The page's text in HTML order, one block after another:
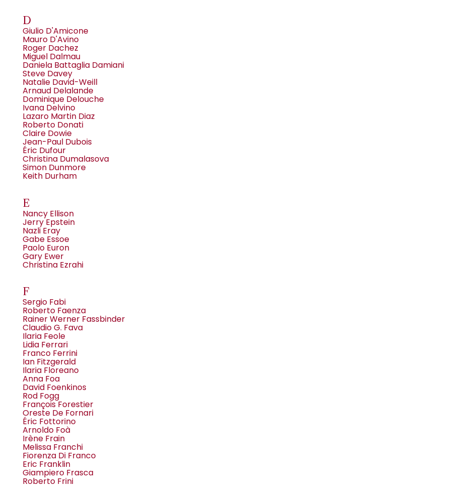
D
Giulio D'Amicone
Mauro D'Avino
Roger Dachez
Miguel Dalmau
Daniela Battaglia Damiani
Steve Davey
Natalie David-Weill
Arnaud Delalande
Dominique Delouche
Ivana Delvino
Lazaro Martin Diaz
Roberto Donati
Claire Dowie
Jean-Paul Dubois
Éric Dufour
Christina Dumalasova
Simon Dunmore
Keith Durham
E
Nancy Ellison
Jerry Epstein
Nazli Eray
Gabe Essoe
Paolo Euron
Gary Ewer
Christina Ezrahi
F
Sergio Fabi
Roberto Faenza
Rainer Werner Fassbinder
Claudio G. Fava
Ilaria Feole
Lidia Ferrari
Franco Ferrini
Ian Fitzgerald
Ilaria Floreano
Anna Foa
David Foenkinos
Rod Fogg
François Forestier
Oreste De Fornari
Éric Fottorino
Arnoldo Foà
Irène Frain
Melissa Franchi
Fiorenza Di Franco
Eric Franklin
Giampiero Frasca
Roberto Frini